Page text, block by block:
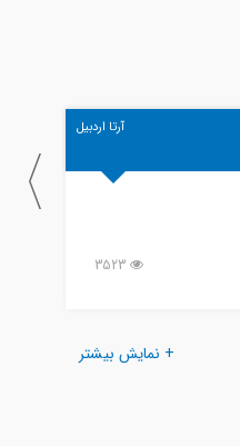
آرتا اردبیل
3523
+ نمایش بیشتر